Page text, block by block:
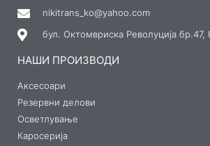
nikitrans_ko@yahoo.com
бул. Октомвриска Револуција бр.47,
НАШИ ПРОИЗВОДИ
Аксесоари
Резервни делови
Осветлување
Каросерија